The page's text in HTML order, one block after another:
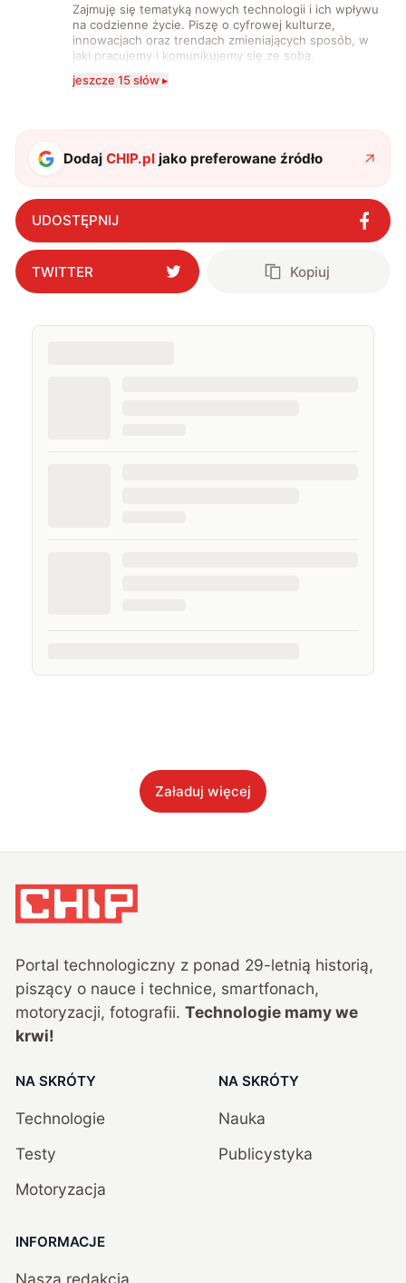
Zajmuję się tematyką nowych technologii i ich wpływu
na codzienne życie. Piszę o cyfrowej kulturze,
innowacjach oraz trendach zmieniających sposób, w
jaki pracujemy i komunikujemy się ze sobą.
technologii a współczesną popkulturą. W wolnych
jeszcze 15 słów ▸
DodajCHIP.pl jako preferowane źródło
UDOSTĘPNIJ
TWITTER Kopiuj
Załaduj więcej
Portal technologiczny z ponad 29-letnią historią,
piszący o nauce i technice, smartfonach,
motoryzacji, fotografii. Technologie mamy we
krwi!
NA SKRÓTY
Technologie
Testy
Motoryzacja
NA SKRÓTY
Nauka
Publicystyka
INFORMACJE
Nasza redakcja